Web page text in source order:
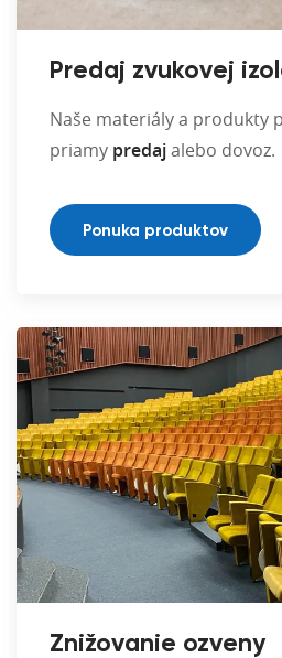
Predaj zvukovej
Naše materiály a produkty
priamy predajalebo dovoz.
Ponuka produktov
Znižovanie ozveny